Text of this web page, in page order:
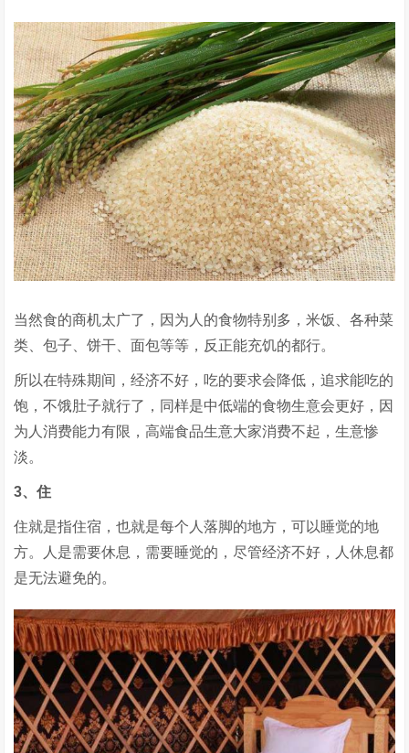
当然食的商机太广了，因为人的食物特别多，米饭、各种菜
类、包子、饼干、面包等等，反正能充饥的都行。
所以在特殊期间，经济不好，吃的要求会降低，追求能吃的
饱，不饿肚子就行了，同样是中低端的食物生意会更好，因
为人消费能力有限，高端食品生意大家消费不起，生意惨
淡。
3、住
住就是指住宿，也就是每个人落脚的地方，可以睡觉的地
方。人是需要休息，需要睡觉的，尽管经济不好，人休息都
是无法避免的。